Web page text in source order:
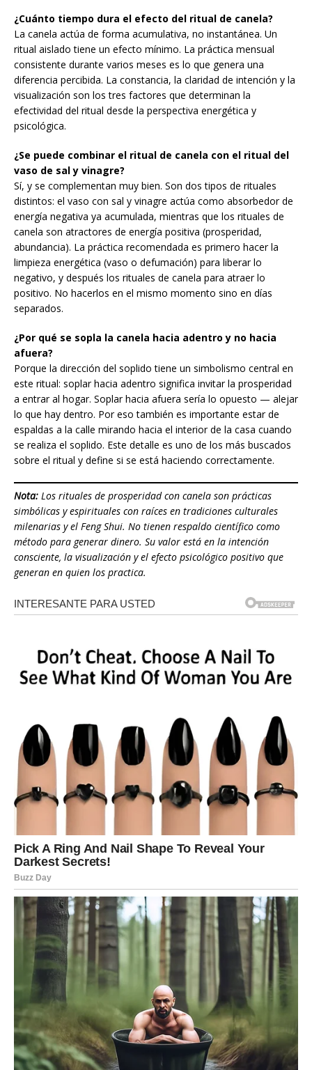
¿Cuánto tiempo dura el efecto del ritual de canela?
La canela actúa de forma acumulativa, no instantánea. Un
ritual aislado tiene un efecto mínimo. La práctica mensual
consistente durante varios meses es lo que genera una
diferencia percibida. La constancia, la claridad de intención y la
visualización son los tres factores que determinan la
efectividad del ritual desde la perspectiva energética y
psicológica.
¿Se puede combinar el ritual de canela con el ritual del
vaso de sal y vinagre?
Sí, y se complementan muy bien. Son dos tipos de rituales
distintos: el vaso con sal y vinagre actúa como absorbedor de
energía negativa ya acumulada, mientras que los rituales de
canela son atractores de energía positiva (prosperidad,
abundancia). La práctica recomendada es primero hacer la
limpieza energética (vaso o defumación) para liberar lo
negativo, y después los rituales de canela para atraer lo
positivo. No hacerlos en el mismo momento sino en días
separados.
¿Por qué se sopla la canela hacia adentro y no hacia
afuera?
Porque la dirección del soplido tiene un simbolismo central en
este ritual: soplar hacia adentro significa invitar la prosperidad
a entrar al hogar. Soplar hacia afuera sería lo opuesto — alejar
lo que hay dentro. Por eso también es importante estar de
espaldas a la calle mirando hacia el interior de la casa cuando
se realiza el soplido. Este detalle es uno de los más buscados
sobre el ritual y define si se está haciendo correctamente.
Nota: Los rituales de prosperidad con canela son prácticas
simbólicas y espirituales con raíces en tradiciones culturales
milenarias y el Feng Shui. No tienen respaldo científico como
método para generar dinero. Su valor está en la intención
consciente, la visualización y el efecto psicológico positivo que
generan en quien los practica.